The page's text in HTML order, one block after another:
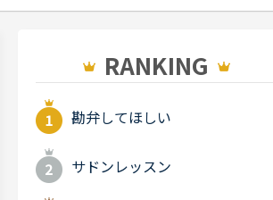
RANKING
勘弁してほしい
サドンレッスン